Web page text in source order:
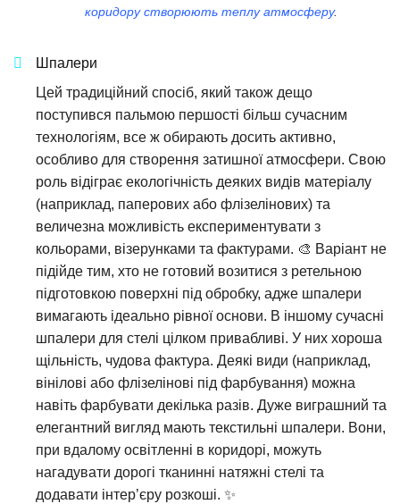
коридору створюють теплу атмосферу.
Шпалери
Цей традиційний спосіб, який також дещо
поступився пальмою першості більш сучасним
технологіям, все ж обирають досить активно,
особливо для створення затишної атмосфери. Свою
роль відіграє екологічність деяких видів матеріалу
(наприклад, паперових або флізелінових) та
величезна можливість експериментувати з
кольорами, візерунками та фактурами. 🎨 Варіант не
підійде тим, хто не готовий возитися з ретельною
підготовкою поверхні під обробку, адже шпалери
вимагають ідеально рівної основи. В іншому сучасні
шпалери для стелі цілком привабливі. У них хороша
щільність, чудова фактура. Деякі види (наприклад,
вінілові або флізелінові під фарбування) можна
навіть фарбувати декілька разів. Дуже виграшний та
елегантний вигляд мають текстильні шпалери. Вони,
при вдалому освітленні в коридорі, можуть
нагадувати дорогі тканинні натяжні стелі та
додавати інтер’єру розкоші. ✨